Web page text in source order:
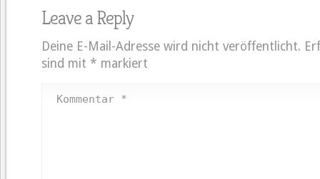
Leave a Reply
Deine E-Mail-Adresse wird nicht veröffentlicht.
sind mit * markiert